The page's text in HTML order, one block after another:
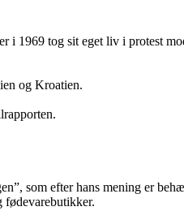
i 1969 tog sit eget liv i protest
og Kroatien.
som efter hans mening er
fødevarebutikker.